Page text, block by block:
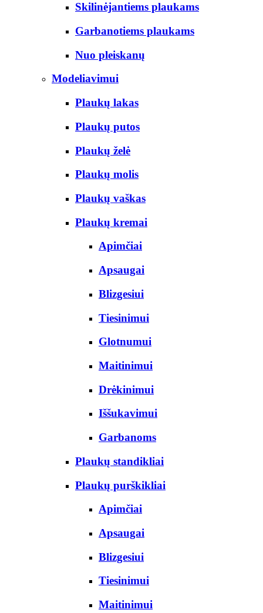
Skilinėjantiems plaukams
Garbanotiems plaukams
Nuo pleiskanų
Modeliavimui
Plaukų lakas
Plaukų putos
Plaukų želė
Plaukų molis
Plaukų vaškas
Plaukų kremai
Apimčiai
Apsaugai
Blizgesiui
Tiesinimui
Glotnumui
Maitinimui
Drėkinimui
Iššukavimui
Garbanoms
Plaukų standikliai
Plaukų purškikliai
Apimčiai
Apsaugai
Blizgesiui
Tiesinimui
Maitinimui